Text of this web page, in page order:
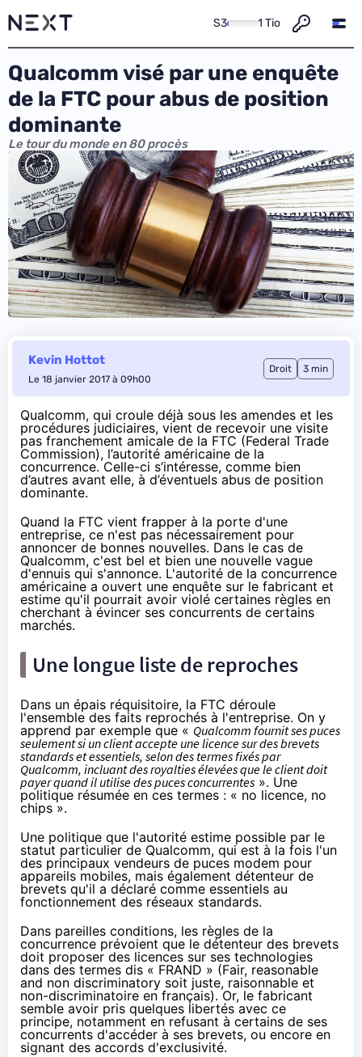
S3 1 Tio
Qualcomm visé par une enquête
de la FTC pour abus de position
dominante
Le tour du monde en 80 procès
Kevin Hottot
Le 18 janvier 2017 à 09h00
Droit 3 min
Qualcomm, qui croule déjà sous les amendes et les
procédures judiciaires, vient de recevoir une visite
pas franchement amicale de la FTC (Federal Trade
Commission), l’autorité américaine de la
concurrence. Celle-ci s’intéresse, comme bien
d’autres avant elle, à d’éventuels abus de position
dominante.
Quand la FTC vient frapper à la porte d'une
entreprise, ce n'est pas nécessairement pour
annoncer de bonnes nouvelles. Dans le cas de
Qualcomm, c'est bel et bien une nouvelle vague
d'ennuis qui s'annonce. L'autorité de la concurrence
américaine a ouvert une enquête sur le fabricant et
estime qu'il pourrait avoir violé certaines règles en
cherchant à évincer ses concurrents de certains
marchés.
Une longue liste de reproches
Dans un épais réquisitoire, la FTC déroule
l'ensemble des faits reprochés à l'entreprise. On y
apprend par exemple que « Qualcomm fournit ses puces
seulement si un client accepte une licence sur des brevets
standards et essentiels, selon des termes fixés par
Qualcomm, incluant des royalties élevées que le client doit
payer quand il utilise des puces concurrentes ». Une
politique résumée en ces termes : « no licence, no
chips ».
Une politique que l'autorité estime possible par le
statut particulier de Qualcomm, qui est à la fois l'un
des principaux vendeurs de puces modem pour
appareils mobiles, mais également détenteur de
brevets qu'il a déclaré comme essentiels au
fonctionnement des réseaux standards.
Dans pareilles conditions, les règles de la
concurrence prévoient que le détenteur des brevets
doit proposer des licences sur ses technologies
dans des termes dis « FRAND » (Fair, reasonable
and non discriminatory soit juste, raisonnable et
non-discriminatoire en français). Or, le fabricant
semble avoir pris quelques libertés avec ce
principe, notamment en refusant à certains de ses
concurrents d'accéder à ses brevets, ou encore en
signant des accords d'exclusivité.